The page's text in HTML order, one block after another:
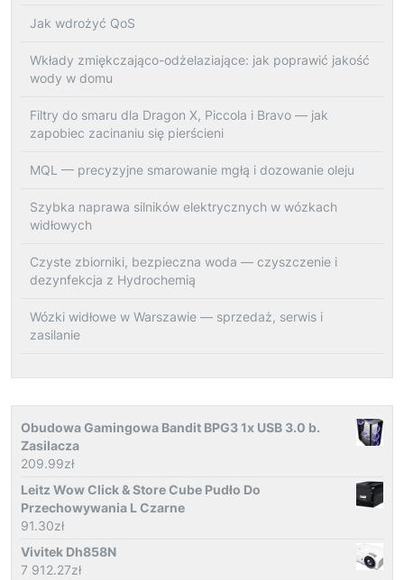
Jak wdrożyć QoS
Wkłady zmiękczająco-odżelaziające: jak poprawić jakość
wody w domu
Filtry do smaru dla Dragon X, Piccola i Bravo — jak
zapobiec zacinaniu się pierścieni
MQL — precyzyjne smarowanie mgłą i dozowanie oleju
Szybka naprawa silników elektrycznych w wózkach
widłowych
Czyste zbiorniki, bezpieczna woda — czyszczenie i
dezynfekcja z Hydrochemią
Wózki widłowe w Warszawie — sprzedaż, serwis i
zasilanie
Obudowa Gamingowa Bandit BPG3 1x USB 3.0 b.
Zasilacza
209.99zł
Leitz Wow Click & Store Cube Pudło Do
Przechowywania L Czarne
91.30zł
Vivitek Dh858N
7 912.27zł